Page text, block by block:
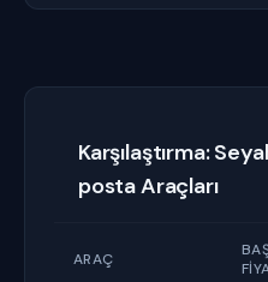
Karşılaştırma:
posta Araçları
ARAÇ